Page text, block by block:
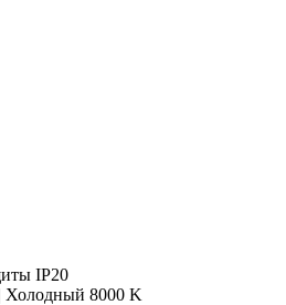
IP20
Холодный 8000 K